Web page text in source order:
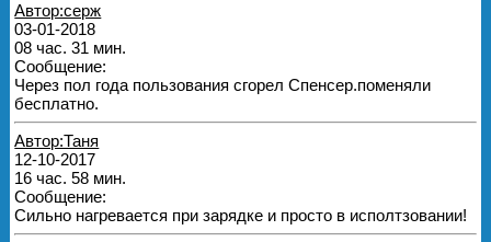
Автор:серж
03-01-2018
08 час. 31 мин.
Сообщение:
Через пол года пользования сгорел Спенсер.поменяли
бесплатно.
Автор:Таня
12-10-2017
16 час. 58 мин.
Сообщение:
Сильно нагревается при зарядке и просто в исполтзовании!